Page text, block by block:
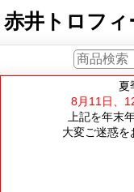
赤井トロフィ
夏
8月11日、
上記を年末
大変ご迷惑を